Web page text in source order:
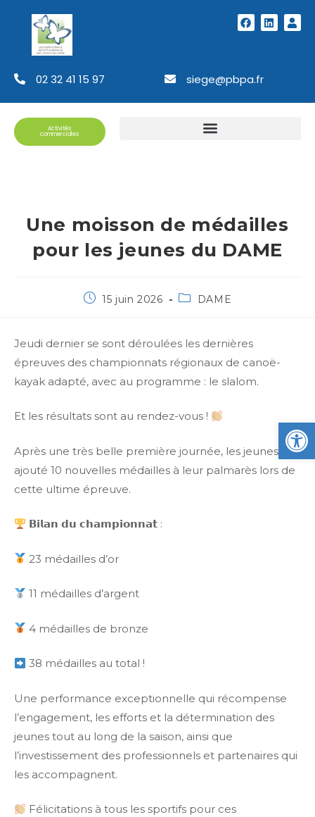
02 32 41 15 97 siege@pbpa.fr
Activités
commerciales
Une moisson de médailles
pour les jeunes du DAME
15 juin 2026 DAME
Jeudi dernier se sont déroulées les dernières
épreuves des championnats régionaux de canoë-
kayak adapté, avec au programme : le slalom.
Et les résultats sont au rendez-vous !
Après une très belle première journée, les jeunes ont
ajouté 10 nouvelles médailles à leur palmarès lors de
cette ultime épreuve.
𝗕𝗶𝗹𝗮𝗻 𝗱𝘂 𝗰𝗵𝗮𝗺𝗽𝗶𝗼𝗻𝗻𝗮𝘁 :
23 médailles d’or
11 médailles d’argent
4 médailles de bronze
38 médailles au total !
Une performance exceptionnelle qui récompense
l’engagement, les efforts et la détermination des
jeunes tout au long de la saison, ainsi que
l’investissement des professionnels et partenaires qui
les accompagnent.
Félicitations à tous les sportifs pour ces